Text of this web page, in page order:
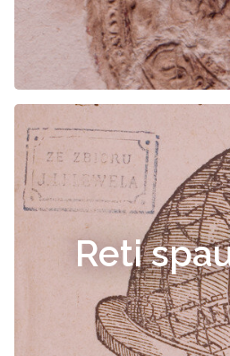
Reti